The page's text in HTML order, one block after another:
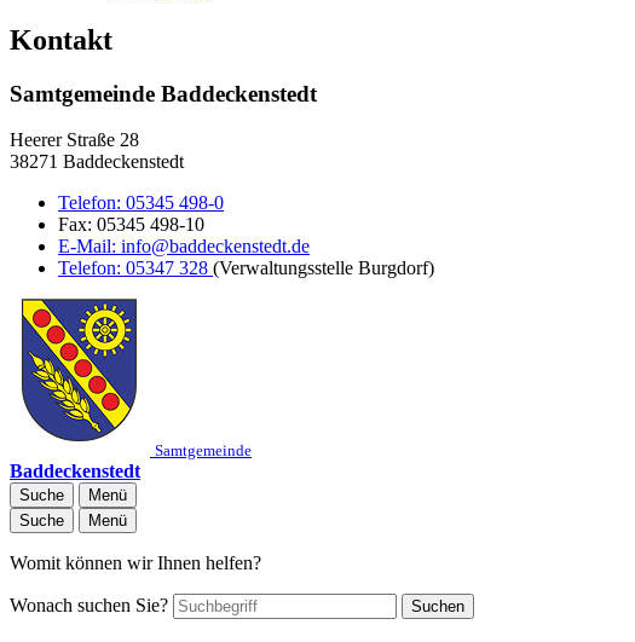
Kontakt
Samtgemeinde Baddeckenstedt
Heerer Straße 28
38271 Baddeckenstedt
Telefon: 05345 498-0
Fax: 05345 498-10
E-Mail: info@baddeckenstedt.de
Telefon: 05347 328 (Verwaltungsstelle Burgdorf)
Samtgemeinde
Baddeckenstedt
Suche
Menü
Suche
Menü
Womit können wir Ihnen helfen?
Wonach suchen Sie? Suchen